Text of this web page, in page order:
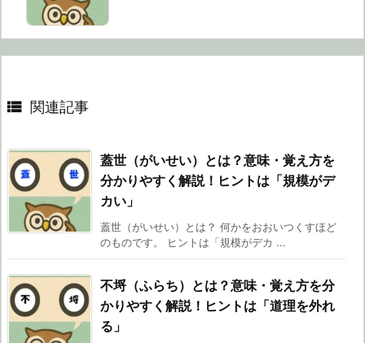
 関連記事
蓋世（がいせい）とは？意味・覚え方を
分かりやすく解説！ヒントは「規模がデ
カい」
蓋世（がいせい）とは？ 何かをおおいつくすほど
のものです。 ヒントは「規模がデカ ...
不埒（ふらち）とは？意味・覚え方を分
かりやすく解説！ヒントは「道理を外れ
る」